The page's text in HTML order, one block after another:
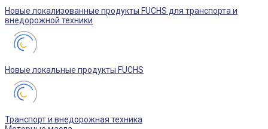
Новые локализованные продукты FUCHS для транспорта и
внедорожной техники
Новые локальные продукты FUCHS
Транспорт и внедорожная техника